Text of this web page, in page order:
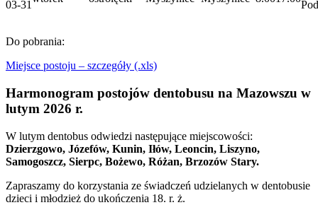
03-31
Do pobrania:
Miejsce postoju – szczegóły (.xls)
Harmonogram postojów dentobusu na Mazowszu w
lutym 2026 r.
W lutym dentobus odwiedzi następujące miejscowości:
Dzierzgowo, Józefów, Kunin, Iłów, Leoncin, Liszyno,
Samogoszcz, Sierpc, Bożewo, Różan, Brzozów Stary.
Zapraszamy do korzystania ze świadczeń udzielanych w dentobusie
dzieci i młodzież do ukończenia 18. r. ż.